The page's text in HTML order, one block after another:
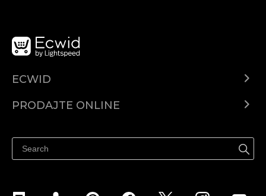
ECWID
PRODAJTE ONLINE